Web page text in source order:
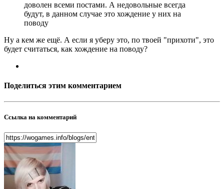
доволен всеми постами. А недовольные всегда
будут, в данном случае это хождение у них на
поводу
Ну а кем же ещё. А если я уберу это, по твоей "прихоти", это
будет считаться, как хождение на поводу?
Поделиться этим комментарием
Ссылка на комментарий